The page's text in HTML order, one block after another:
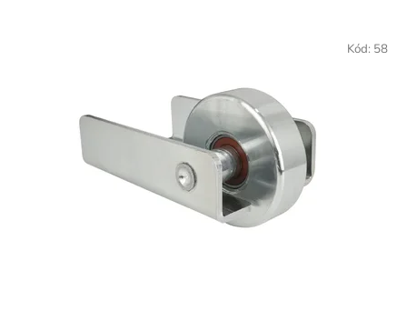
Kód: 58